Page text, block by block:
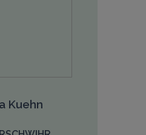
Kuehn